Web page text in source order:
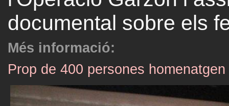
documental sobre els
Més informació:
Prop de 400 persones